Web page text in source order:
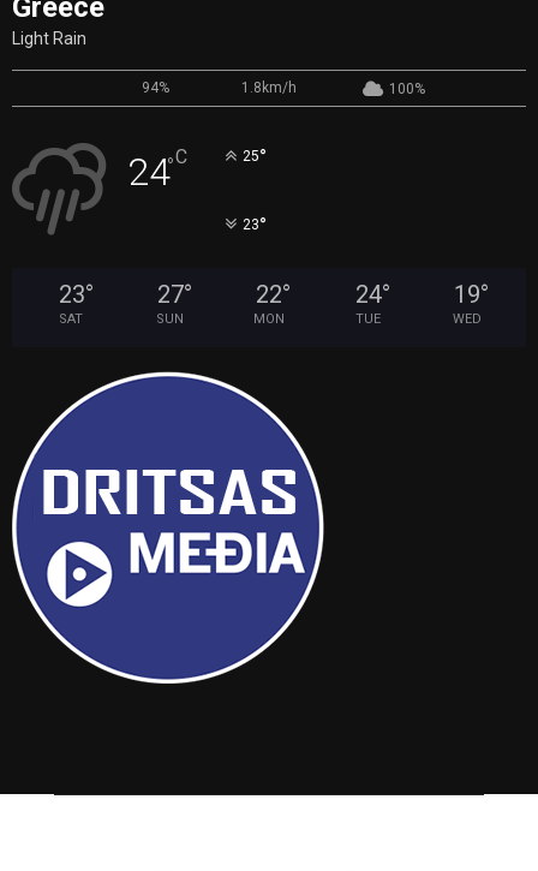
Greece
Light Rain
94% 1.8km/h 100%
24°C 25°
23°
23°
SAT
27°
SUN
22°
MON
24°
TUE
19°
WED